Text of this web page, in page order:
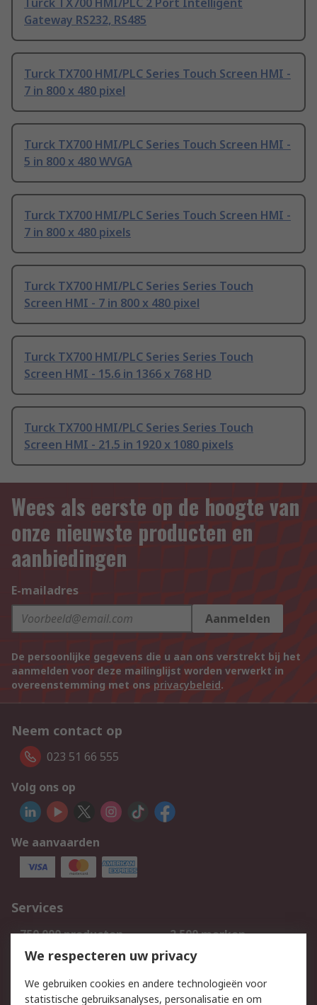
Turck TX700 HMI/PLC 2 Port Intelligent
Gateway RS232, RS485
Turck TX700 HMI/PLC Series Touch Screen HMI -
7 in 800 x 480 pixel
Turck TX700 HMI/PLC Series Touch Screen HMI -
5 in 800 x 480 WVGA
Turck TX700 HMI/PLC Series Touch Screen HMI -
7 in 800 x 480 pixels
Turck TX700 HMI/PLC Series Series Touch
Screen HMI - 7 in 800 x 480 pixel
Turck TX700 HMI/PLC Series Series Touch
Screen HMI - 15.6 in 1366 x 768 HD
Turck TX700 HMI/PLC Series Series Touch
Screen HMI - 21.5 in 1920 x 1080 pixels
Wees als eerste op de hoogte van
onze nieuwste producten en
aanbiedingen
E-mailadres
Aanmelden
De persoonlijke gegevens die u aan ons verstrekt bij het
aanmelden voor deze mailinglijst worden verwerkt in
overeenstemming met ons privacybeleid.
Neem contact op
023 51 66 555
Volg ons op
We aanvaarden
Services
750.000 producten
2.500 merken
Bestellen
Inkoopoplossingen
Track & Trace
We respecteren uw privacy
We gebruiken cookies en andere technologieën voor
statistische gebruiksanalyses, personalisatie en om